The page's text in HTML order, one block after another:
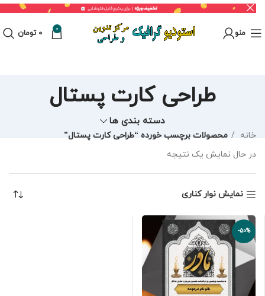
منو 0
0 تومان
طراحی کارت پستال
دسته بندی ها
خانه
محصولات برچسب خورده “طراحی کارت پستال”
در حال نمایش یک نتیجه
نمایش نوار کناری
-50%